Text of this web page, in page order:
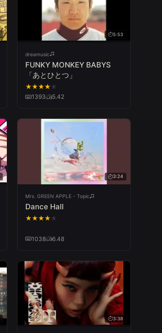
5:53
dreamusic
FUNKY MONKEY BABYS
「あとひとつ」
★★★★ ★
1393
5.42
3:24
Mrs. GREEN APPLE - Topic
Dance Hall
★★★★ ★
1038 6.48
3:38